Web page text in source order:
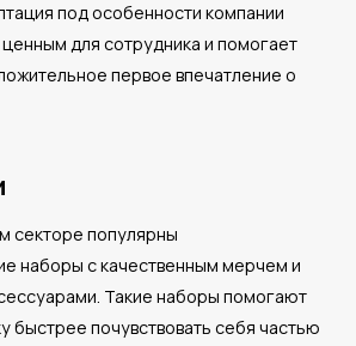
под особенности компании
для сотрудника и помогает
первое впечатление о
секторе популярны
наборы с качественным мерчем и
Такие наборы помогают
быстрее почувствовать себя частью